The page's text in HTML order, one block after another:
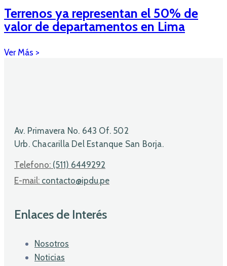
Terrenos ya representan el 50% de
valor de departamentos en Lima
Av. Primavera No. 643 Of. 502
Urb. Chacarilla Del Estanque San Borja.
Telefono: (511) 6449292
E-mail: contacto@ipdu.pe
Enlaces de Interés
Nosotros
Noticias